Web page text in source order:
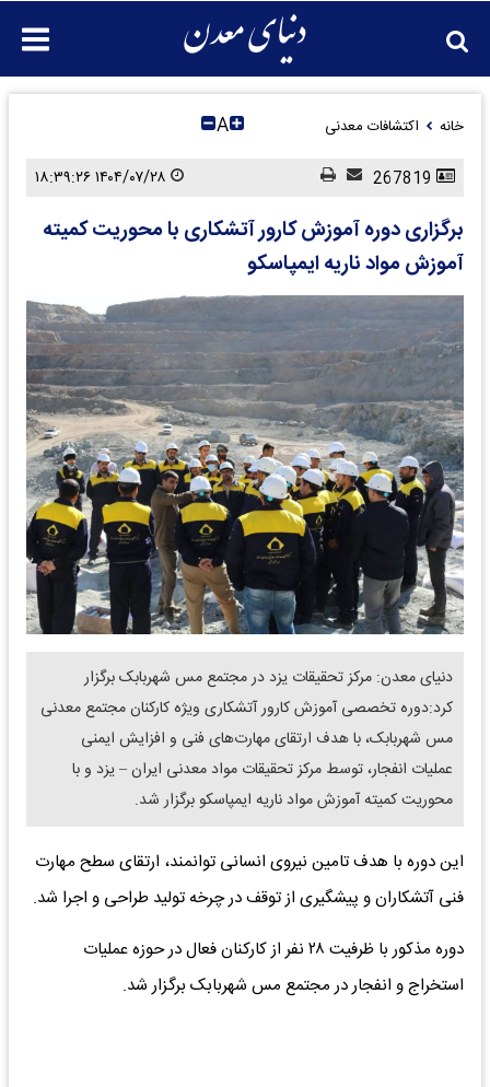
خانه اکتشافات معدنی A
برگزاری دوره آموزش کارور آتشکاری با محوریت کمیته
آموزش مواد ناریه ایمپاسکو
دنیای معدن: مرکز تحقیقات یزد در مجتمع مس شهربابک برگزار
کرد:دوره تخصصی آموزش کارور آتشکاری ویژه کارکنان مجتمع معدنی
مس شهربابک، با هدف ارتقای مهارت‌های فنی و افزایش ایمنی
عملیات انفجار، توسط مرکز تحقیقات مواد معدنی ایران – یزد و با
محوریت کمیته آموزش مواد ناریه ایمپاسکو برگزار شد.
این دوره با هدف تامین نیروی انسانی توانمند، ارتقای سطح مهارت
فنی آتشکاران و پیشگیری از توقف در چرخه تولید طراحی و اجرا شد.
دوره مذکور با ظرفیت ۲۸ نفر از کارکنان فعال در حوزه عملیات
استخراج و انفجار در مجتمع مس شهربابک برگزار شد.